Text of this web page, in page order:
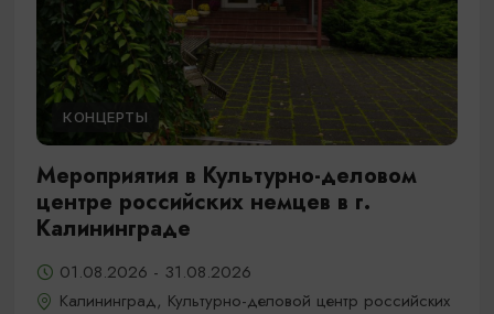
КОНЦЕРТЫ
Мероприятия в Культурно-деловом
центре российских немцев в г.
Калининграде
01.08.2026 - 31.08.2026
Калининград, Культурно-деловой центр российских